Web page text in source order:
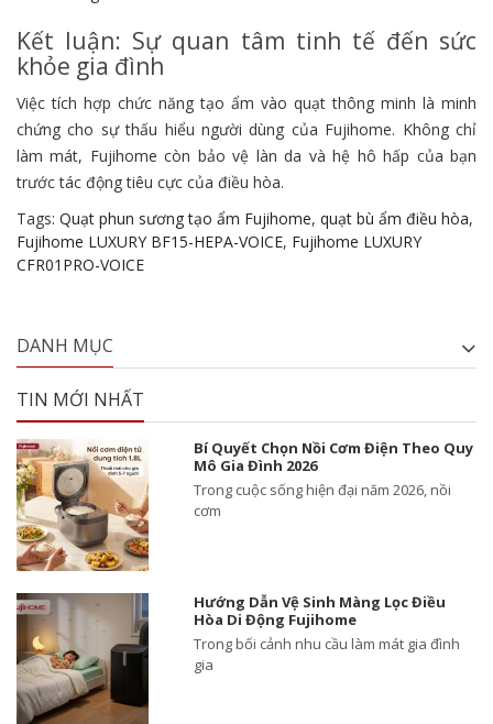
Kết luận: Sự quan tâm tinh tế đến sức
khỏe gia đình
Việc tích hợp chức năng tạo ẩm vào quạt thông minh là minh
chứng cho sự thấu hiểu người dùng của Fujihome. Không chỉ
làm mát, Fujihome còn bảo vệ làn da và hệ hô hấp của bạn
trước tác động tiêu cực của điều hòa.
Tags: Quạt phun sương tạo ẩm Fujihome, quạt bù ẩm điều hòa,
Fujihome LUXURY BF15-HEPA-VOICE, Fujihome LUXURY
CFR01PRO-VOICE
DANH MỤC
TIN MỚI NHẤT
Bí Quyết Chọn Nồi Cơm Điện Theo Quy
Mô Gia Đình 2026
Trong cuộc sống hiện đại năm 2026, nồi
cơm
Hướng Dẫn Vệ Sinh Màng Lọc Điều
Hòa Di Động Fujihome
Trong bối cảnh nhu cầu làm mát gia đình
gia